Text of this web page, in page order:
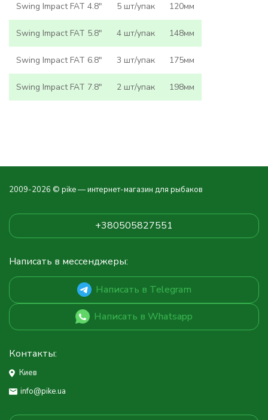
Swing Impact FAT 4.8" 5 шт/упак 120мм
Swing Impact FAT 5.8" 4 шт/упак 148мм
Swing Impact FAT 6.8" 3 шт/упак 175мм
Swing Impact FAT 7.8" 2 шт/упак 198мм
2009-2026 © pike — интернет-магазин для рыбаков
+380505827551
Написать в мессенджеры:
Написать в Telegram
Написать в Whatsapp
Контакты:
Киев
info@pike.ua